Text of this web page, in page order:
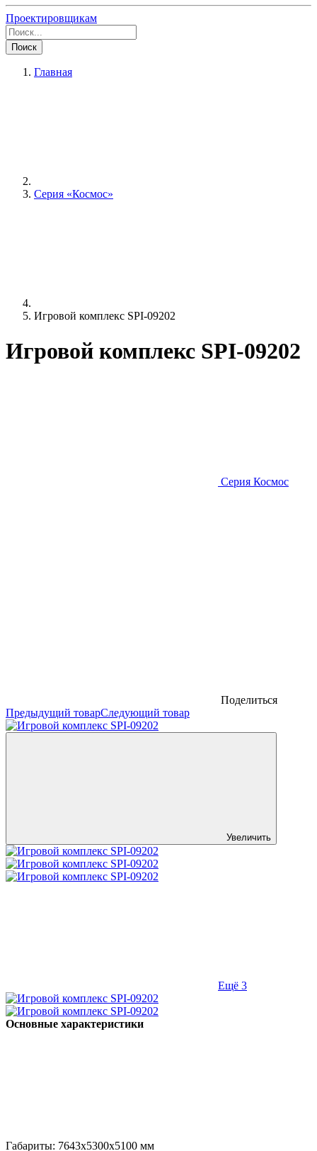
Проектировщикам
Поиск
Главная
Серия «Космос»
Игровой комплекс SPI-09202
Игровой комплекс SPI-09202
Серия Космос
Поделиться
Предыдущий товарСледующий товар
Увеличить
Ещё 3
Основные характеристики
Габариты: 7643x5300x5100 мм